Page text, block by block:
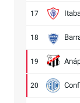
17
18
19
20